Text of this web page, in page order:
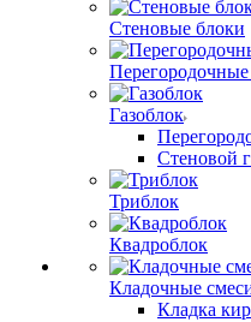
Стеновые блоки
Газоблок
Стеновой
Триблок
Квадроблок
Кладочные
Кладка